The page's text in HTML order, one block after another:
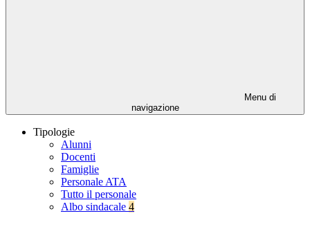
Menu di
navigazione
Tipologie
Alunni
Docenti
Famiglie
Personale ATA
Tutto il personale
Albo sindacale 4